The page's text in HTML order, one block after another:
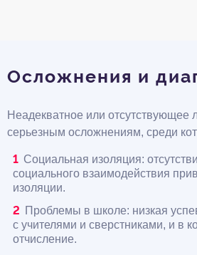
Осложнения и
Неадекватное или отсутствующее
серьезным осложнениям, среди
Социальная изоляция:
социального взаимодействия
изоляции.
Проблемы в школе: низкая
с учителями и сверстниками, и в
отчисление.